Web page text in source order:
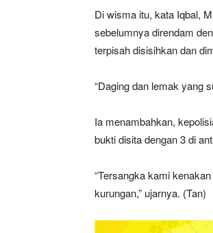
Di wisma itu, kata Iqbal,
sebelumnya direndam
terpisah disisihkan dan
“Daging dan lemak yang
Ia menambahkan,
bukti disita dengan 3 di
“Tersangka kami
kurungan,” ujarnya. (Tan)